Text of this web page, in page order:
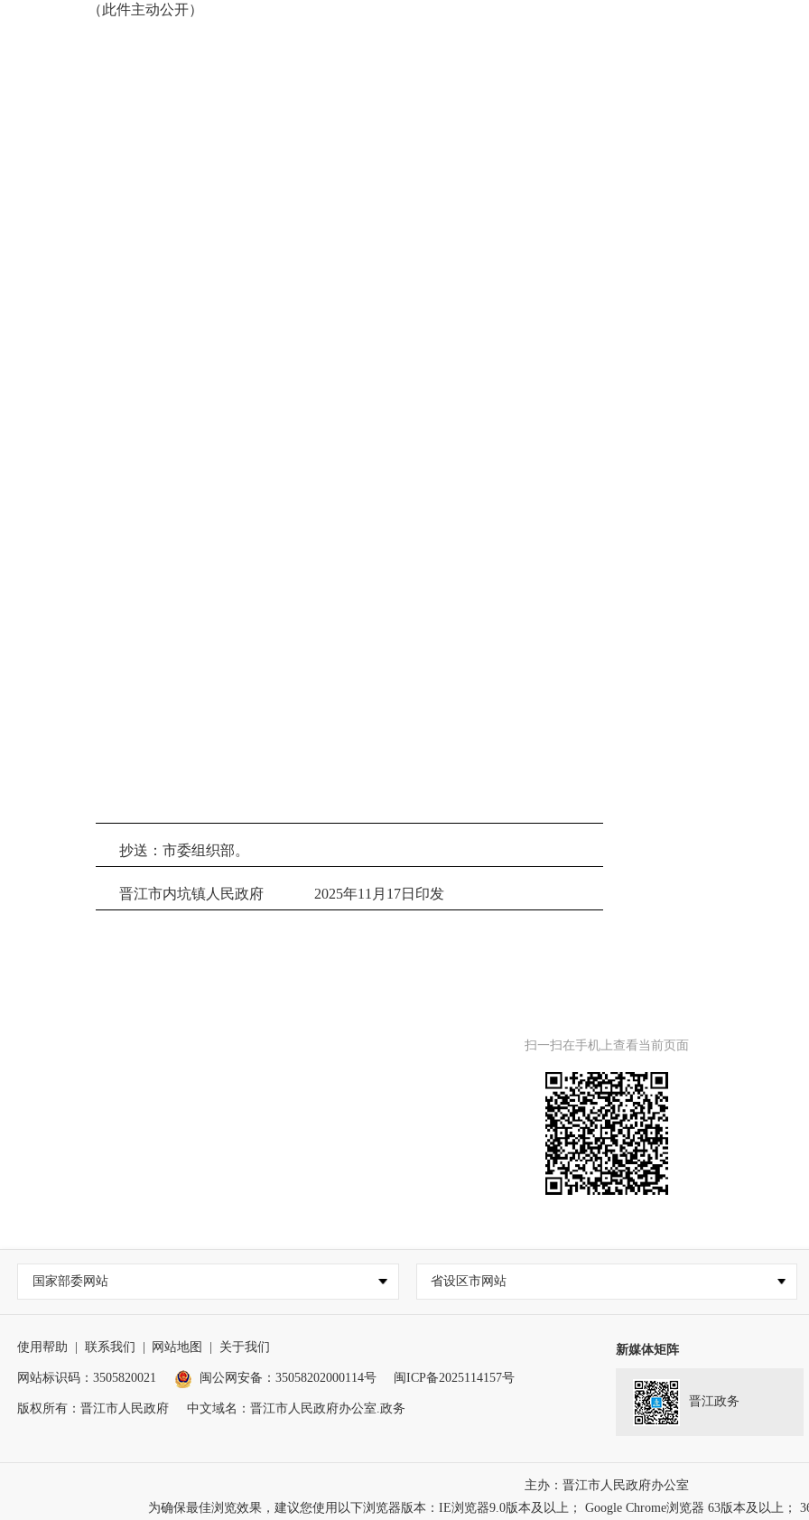
（此件主动公开）
抄送：市委组织部。
晋江市内坑镇人民政府 2025年11 月 17日印发
扫一扫在手机上查看当前页面
国家部委网站 省设区市网站
使用帮助 联系我们 网站地图 关于我们
网站标识码：3505820021 闽公网安备：35058202000114号 闽ICP备2025114157号
版权所有：晋江市人民政府 中文域名：晋江市人民政府办公室.政务
新媒体矩阵
晋江政务
主办：晋江市人民政府办公室
为确保最佳浏览效果，建议您使用以下浏览器版本：IE浏览器9.0版本及以上； Google Chrome浏览器 63版本及以上；